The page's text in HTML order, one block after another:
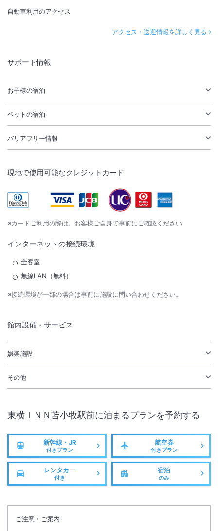
自動車利用のアクセス
アクセス・送迎情報を詳しく見る
サポート情報
お子様の宿泊
ペットの宿泊
バリアフリー情報
現地で使用可能なクレジットカード
※カードご利用の際は、お客様ご自身で事前にご確認ください
インターネットの接続環境
全客室
無線LAN（無料）
※接続環境が一部の場合は事前に施設に問い合わせください。
館内設備・サービス
娯楽施設
その他
東横ＩＮＮ苫小牧駅前に泊まるプランを予約する
新幹線・JR
付きプラン
航空券
付きプラン
レンタカー
付き
宿泊
のみ
ご注意・ご案内